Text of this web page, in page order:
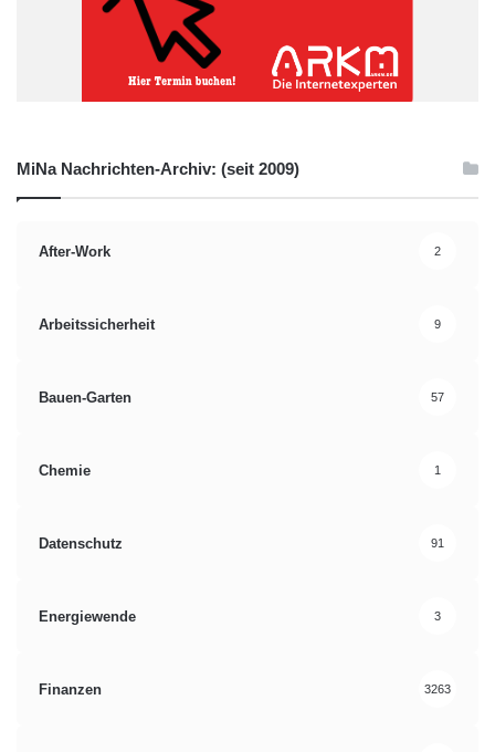
MiNa Nachrichten-Archiv: (seit 2009)
After-Work 2
Arbeitssicherheit 9
Bauen-Garten 57
Chemie 1
Datenschutz 91
Energiewende 3
Finanzen 3263